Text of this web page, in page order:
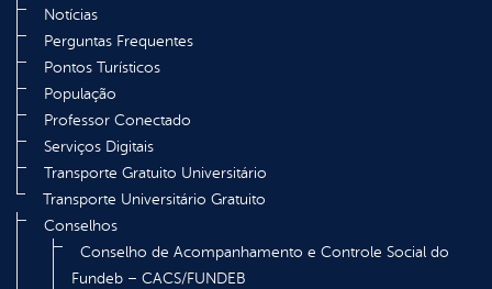
Notícias
Perguntas Frequentes
Pontos Turísticos
População
Professor Conectado
Serviços Digitais
Transporte Gratuito Universitário
Transporte Universitário Gratuito
Conselhos
Conselho de Acompanhamento e Controle Social do
Fundeb – CACS/FUNDEB